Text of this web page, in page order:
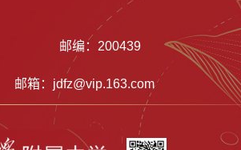
邮编：200439
邮箱：jdfz@vip.163.com